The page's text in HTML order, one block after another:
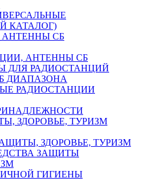
КАТАЛОГ)
CБ
АНТЕННЫ CБ
ДЛЯ РАДИОСТАНЦИЙ
ДИАПАЗОНА
РАДИОСТАНЦИИ
ЗДОРОВЬЕ, ТУРИЗМ
ЗДОРОВЬЕ, ТУРИЗМ
ЗАЩИТЫ
ГИГИЕНЫ